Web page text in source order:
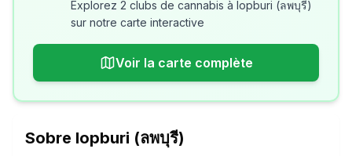
Explorez 2 clubs de cannabis à lopburi (ลพบุรี)
sur notre carte interactive
Voir la carte complète
Sobre lopburi (ลพบุรี)